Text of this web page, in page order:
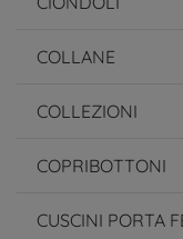
COLLANE
COLLEZIONI
COPRIBOTTONI
CUSCINI PORTA